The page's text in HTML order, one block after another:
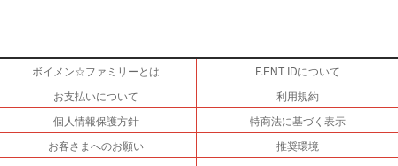
ボイメン☆ファミリーとは
F.ENT IDについて
お支払いについて
利用規約
個人情報保護方針
特商法に基づく表示
お客さまへのお願い
推奨環境